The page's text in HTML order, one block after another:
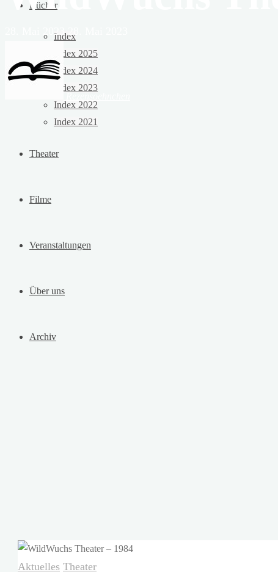
Bücher
Index
Index 2025
Index 2024
Index 2023
Index 2022
Index 2021
Theater
Filme
Veranstaltungen
Über uns
Archiv
28. Mai 2023
Aktuelles Theater